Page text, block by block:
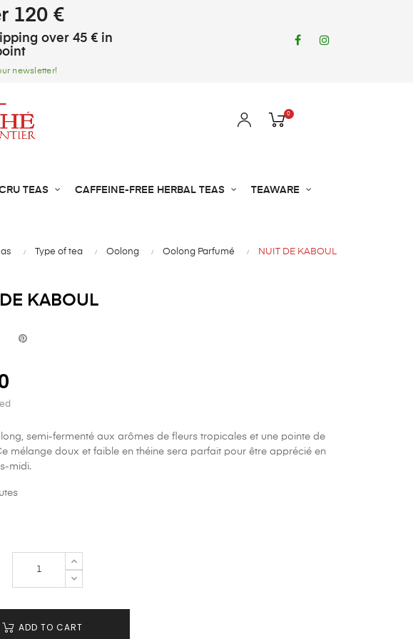
120 €
over 45 € in
newsletter!
Facebook
0
TEAS CAFFEINE-FREE HERBAL TEAS TEAWARE
Type of tea Oolong Oolong Parfumé NUIT DE KABOUL
KABOUL
semi-fermenté aux arômes de fleurs tropicales et une pointe de
mélange doux et faible en théine sera parfait pour être apprécié en
midi.
ADD TO CART